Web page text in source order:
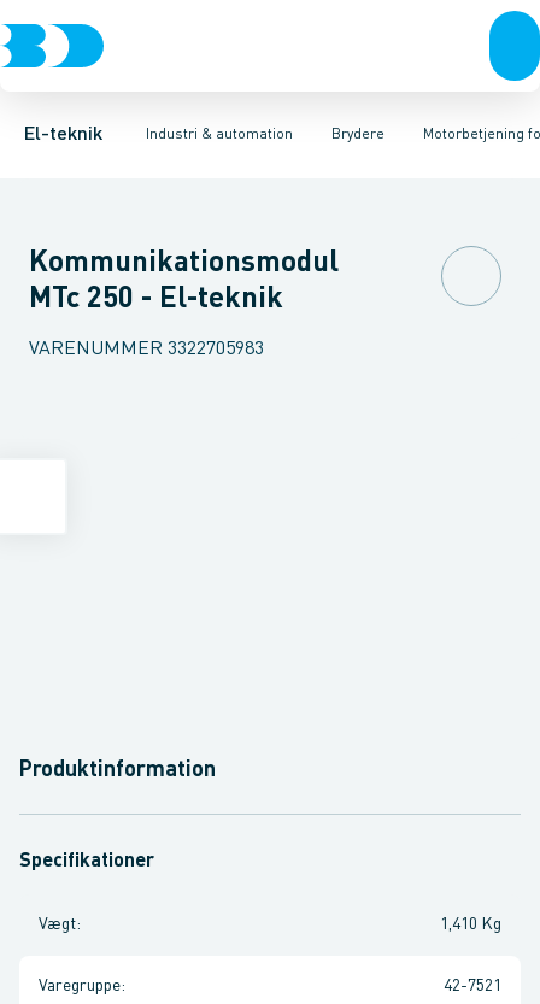
El-teknik Industri & automation
Afbrydere, stikkontakter & lampeudtagForgreningsmateriel
Brydere
Industristiksystemer Frekvensomformere og softstartere
Motorbetjening
Motorbetjening for effektafbryder Ombygningssæt til
Kommunikationsmodul
MTc 250 - El-teknik
VARENUMMER 3322705983
Produktinformation
Specifikationer
Vægt: 1,410 Kg
Varegruppe: 42-7521